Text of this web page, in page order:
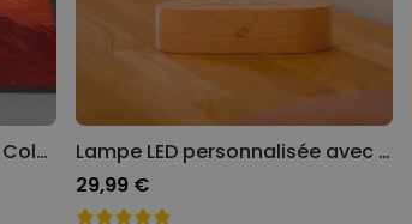
Paillasson Personnalisable Coloré
Lampe LED personnalisée avec cœur
29,99 €